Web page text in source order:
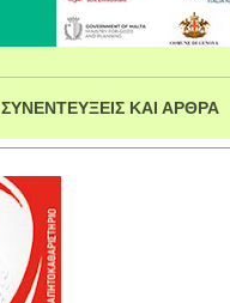
ΣΥΝΕΝΤΕΥΞΕΙΣ ΚΑΙ ΑΡΘΡΑ